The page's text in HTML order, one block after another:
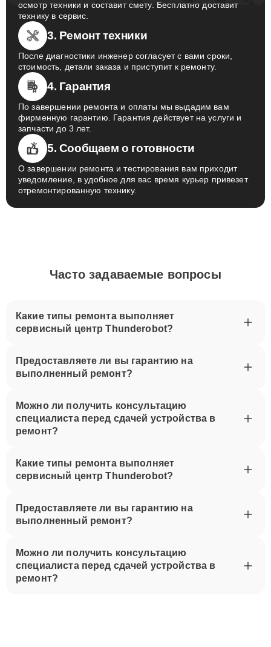
осмотр техники и составит смету. Бесплатно доставит
технику в сервис.
3. Ремонт техники
После диагностики инженер согласует с вами сроки,
стоимость, детали заказа и приступит к ремонту.
4. Гарантия
По завершении ремонта и оплаты мы выдадим вам
фирменную гарантию. Гарантия действует на услуги и
запчасти до 3 лет.
5. Сообщаем о готовности
О завершении ремонта и тестирования вам приходит
уведомление, в удобное для вас время курьер привезет
отремонтированную технику.
Часто задаваемые вопросы
Какие типы ремонта выполняет
сервисный центр Thunderobot?
Предоставляете ли вы гарантию на
выполненный ремонт?
Можно ли получить консультацию
специалиста перед сдачей устройства в
ремонт?
Какие типы ремонта выполняет
сервисный центр Thunderobot?
Предоставляете ли вы гарантию на
выполненный ремонт?
Можно ли получить консультацию
специалиста перед сдачей устройства в
ремонт?